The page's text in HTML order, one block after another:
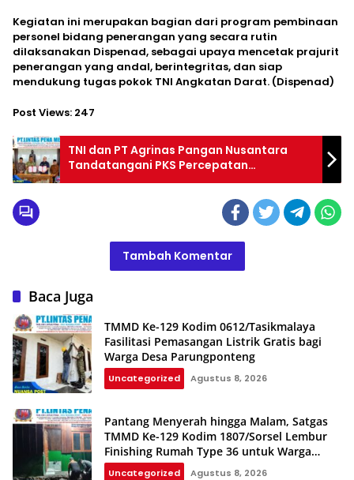
Kegiatan ini merupakan bagian dari program pembinaan
personel bidang penerangan yang secara rutin
dilaksanakan Dispenad, sebagai upaya mencetak prajurit
penerangan yang andal, berintegritas, dan siap
mendukung tugas pokok TNI Angkatan Darat. (Dispenad)
Post Views: 247
TNI dan PT Agrinas Pangan Nusantara
Tandatangani PKS Percepatan
Pembangunan KDKMP
Tambah Komentar
Baca Juga
TMMD Ke-129 Kodim 0612/Tasikmalaya
Fasilitasi Pemasangan Listrik Gratis bagi
Warga Desa Parungponteng
Uncategorized Agustus 8, 2026
Pantang Menyerah hingga Malam, Satgas
TMMD Ke-129 Kodim 1807/Sorsel Lembur
Finishing Rumah Type 36 untuk Warga
Kampung Sesor
Uncategorized Agustus 8, 2026